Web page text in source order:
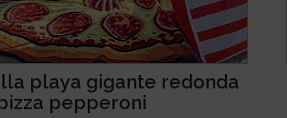
playa gigante redonda
pepperoni